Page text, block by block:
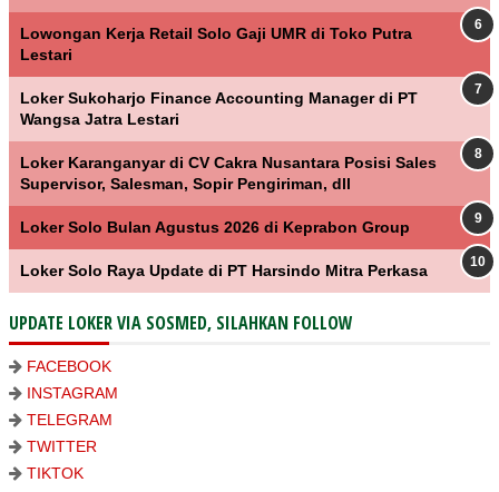
Lowongan Kerja Retail Solo Gaji UMR di Toko Putra
Lestari
Loker Sukoharjo Finance Accounting Manager di PT
Wangsa Jatra Lestari
Loker Karanganyar di CV Cakra Nusantara Posisi Sales
Supervisor, Salesman, Sopir Pengiriman, dll
Loker Solo Bulan Agustus 2026 di Keprabon Group
Loker Solo Raya Update di PT Harsindo Mitra Perkasa
UPDATE LOKER VIA SOSMED, SILAHKAN FOLLOW
FACEBOOK
INSTAGRAM
TELEGRAM
TWITTER
TIKTOK